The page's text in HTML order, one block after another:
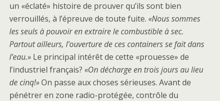
un «éclaté» histoire de prouver qu’ils sont bien
verrouillés, à l’épreuve de toute fuite. «Nous sommes
les seuls à pouvoir en extraire le combustible à sec.
Partout ailleurs, l’ouverture de ces containers se fait dans
l’eau.» Le principal intérêt de cette «prouesse» de
l’industriel français? «On décharge en trois jours au lieu
de cinq!»On passe aux choses sérieuses. Avant de
pénétrer en zone radio-protégée, contrôle du